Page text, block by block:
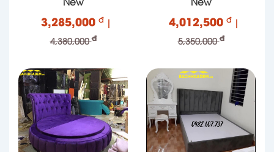
quản.
3,285,000 đ |
4,380,000đ
4,012,500 đ |
5,350,000đ